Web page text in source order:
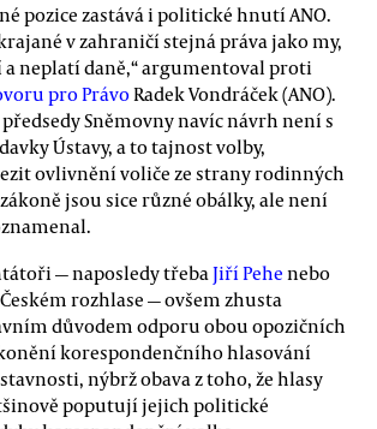
pozice zastává i politické hnutí ANO.
v zahraničí stejná práva jako my,
a neplatí daně,“ argumentoval proti
pro PrávoRadek Vondráček (ANO).
Sněmovny navíc návrh není s
Ústavy, a to tajnost volby,
ovlivnění voliče ze strany rodinných
jsou sice různé obálky, ale není
— naposledy třeba Jiří Pehe nebo
rozhlase — ovšem zhusta
důvodem odporu obou opozičních
korespondenčního hlasování
nýbrž obava z toho, že hlasy
poputují jejich politické